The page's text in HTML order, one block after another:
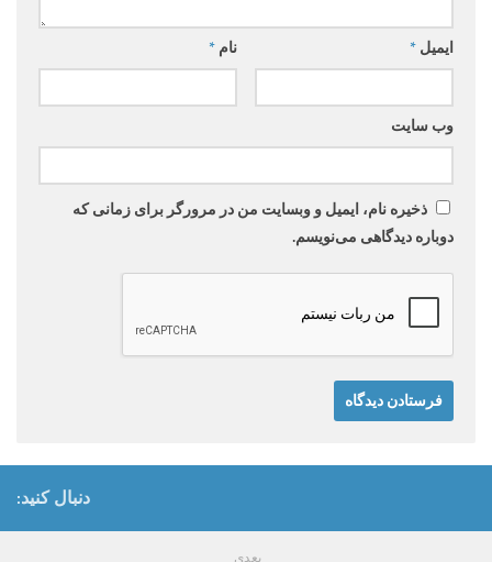
نام * ایمیل *
وب‌ سایت
ذخیره نام، ایمیل و وبسایت من در مرورگر برای زمانی که
دوباره دیدگاهی می‌نویسم.
دنبال کنید:
بعدی